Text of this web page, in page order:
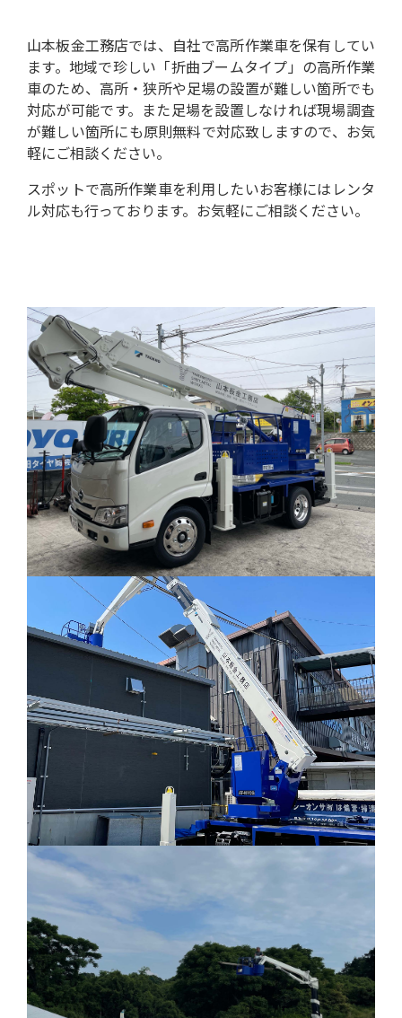
山本板金工務店では、自社で高所作業車を保有してい
ます。 地域で珍しい「折曲ブームタイプ」の高所作業
車のため、高所・狭所や足場の設置が難しい箇所でも
対応が可能です。 また足場を設置しなければ現場調査
が難しい箇所にも原則無料で対応致しますので、お気
軽にご相談ください。
スポットで高所作業車を利用したいお客様にはレンタ
ル対応も行っております。お気軽にご相談ください。